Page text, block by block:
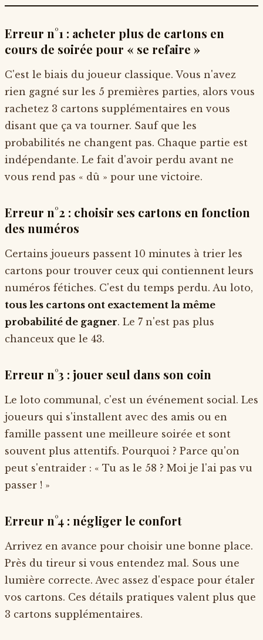
Erreur n°1 : acheter plus de cartons en
cours de soirée pour « se refaire »
C'est le biais du joueur classique. Vous n'avez
rien gagné sur les 5 premières parties, alors vous
rachetez 3 cartons supplémentaires en vous
disant que ça va tourner. Sauf que les
probabilités ne changent pas. Chaque partie est
indépendante. Le fait d'avoir perdu avant ne
vous rend pas « dû » pour une victoire.
Erreur n°2 : choisir ses cartons en fonction
des numéros
Certains joueurs passent 10 minutes à trier les
cartons pour trouver ceux qui contiennent leurs
numéros fétiches. C'est du temps perdu. Au loto,
tous les cartons ont exactement la même
probabilité de gagner. Le 7 n'est pas plus
chanceux que le 43.
Erreur n°3 : jouer seul dans son coin
Le loto communal, c'est un événement social. Les
joueurs qui s'installent avec des amis ou en
famille passent une meilleure soirée et sont
souvent plus attentifs. Pourquoi ? Parce qu'on
peut s'entraider : « Tu as le 58 ? Moi je l'ai pas vu
passer ! »
Erreur n°4 : négliger le confort
Arrivez en avance pour choisir une bonne place.
Près du tireur si vous entendez mal. Sous une
lumière correcte. Avec assez d'espace pour étaler
vos cartons. Ces détails pratiques valent plus que
3 cartons supplémentaires.